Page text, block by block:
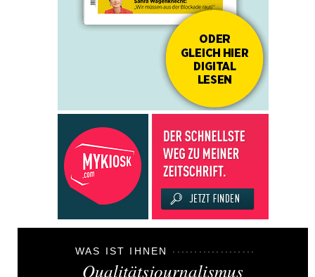
WAS IST IHNEN
Qualitätsjournalismus